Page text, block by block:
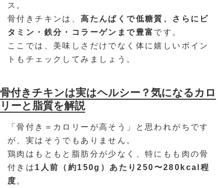
ス。
骨付きチキンは、高たんぱくで低糖質、さらにビ
タミン・鉄分・コラーゲンまで豊富 です。
ここでは、美味しさだけでなく体に嬉しいポイン
トもチェックしてみましょう。
骨付きチキンは実はヘルシー？気になるカロ
リーと脂質を解説
「骨付き＝カロリーが高そう」と思われがちです
が、実はそうでもありません。
鶏肉はもともと脂肪分が少なく、特にもも肉の骨
付きは 1人前（約150g）あたり250〜280kcal程
度 。